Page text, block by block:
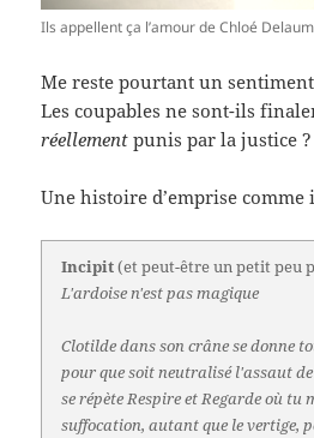
Ils appellent ça l’amour de Chloé
Me reste pourtant un
Les coupables ne sont-ils
réellement punis par la justice ?
Une histoire d’emprise
Incipit(et peut-être un petit peu
L'ardoise n'est pas magique
Clotilde dans son crâne se donne
pour que soit neutralisé l'assaut de
se répète Respire et Regarde où tu
suffocation, autant que le vertige,